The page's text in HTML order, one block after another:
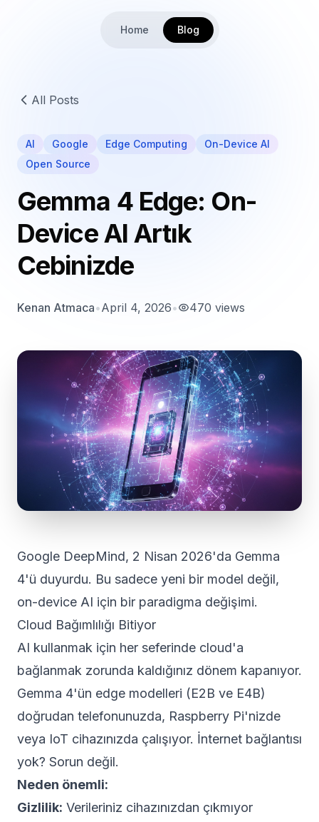
Home Blog
All Posts
AI Google Edge Computing
On-Device AI
Open Source
Gemma 4 Edge: On-
Device AI Artık
Cebinizde
Kenan Atmaca•April 4, 2026• 470 views
Google DeepMind, 2 Nisan 2026'da Gemma
4'ü duyurdu. Bu sadece yeni bir model değil,
on-device AI için bir paradigma değişimi.
Cloud Bağımlılığı Bitiyor
AI kullanmak için her seferinde cloud'a
bağlanmak zorunda kaldığınız dönem kapanıyor.
Gemma 4'ün edge modelleri (E2B ve E4B)
doğrudan telefonunuzda, Raspberry Pi'nizde
veya IoT cihazınızda çalışıyor. İnternet bağlantısı
yok? Sorun değil.
Neden önemli:
Gizlilik: Verileriniz cihazınızdan çıkmıyor